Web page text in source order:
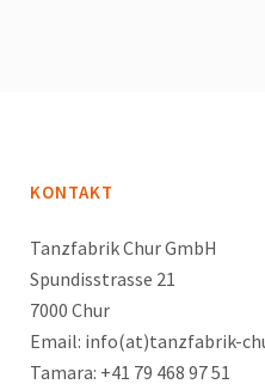
KONTAKT
Tanzfabrik Chur GmbH
Spundisstrasse 21
7000 Chur
Email: info(at)tanzfabrik-
Tamara: +41 79 468 97 51